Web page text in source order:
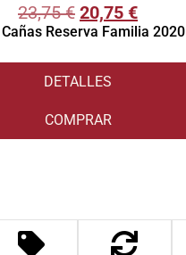
23,75€ 20,75 €
Reserva Familia 2020
DETALLES
COMPRAR